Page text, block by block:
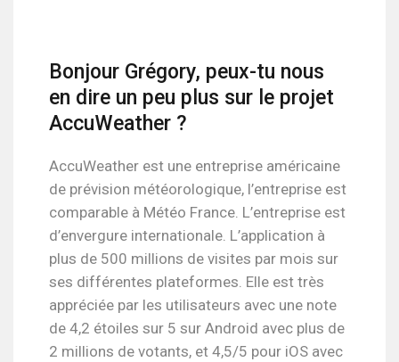
Bonjour Grégory, peux-tu nous
en dire un peu plus sur le projet
AccuWeather ?
AccuWeather est une entreprise américaine
de prévision météorologique, l’entreprise est
comparable à Météo France. L’entreprise est
d’envergure internationale. L’application à
plus de 500 millions de visites par mois sur
ses différentes plateformes. Elle est très
appréciée par les utilisateurs avec une note
de 4,2 étoiles sur 5 sur Android avec plus de
2 millions de votants, et 4,5/5 pour iOS avec